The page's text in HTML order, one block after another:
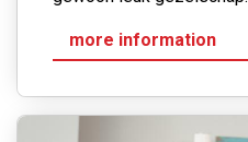
more information